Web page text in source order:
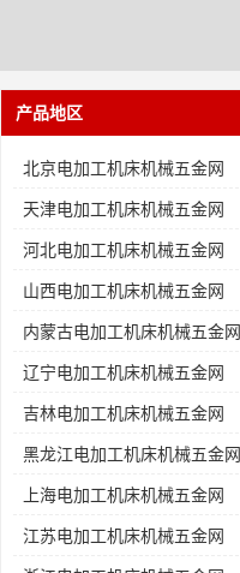
产品地区
北京电加工机床机械五金网
天津电加工机床机械五金网
河北电加工机床机械五金网
山西电加工机床机械五金网
内蒙古电加工机床机械五金网
辽宁电加工机床机械五金网
吉林电加工机床机械五金网
黑龙江电加工机床机械五金网
上海电加工机床机械五金网
江苏电加工机床机械五金网